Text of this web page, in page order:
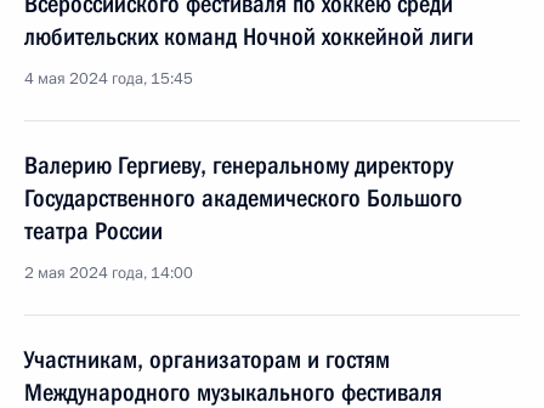
любительских команд Ночной хоккейной лиги
4 мая 2024 года, 15:45
Валерию Гергиеву, генеральному директору
Государственного академического Большого
театра России
2 мая 2024 года, 14:00
Участникам, организаторам и гостям
Международного музыкального фестиваля